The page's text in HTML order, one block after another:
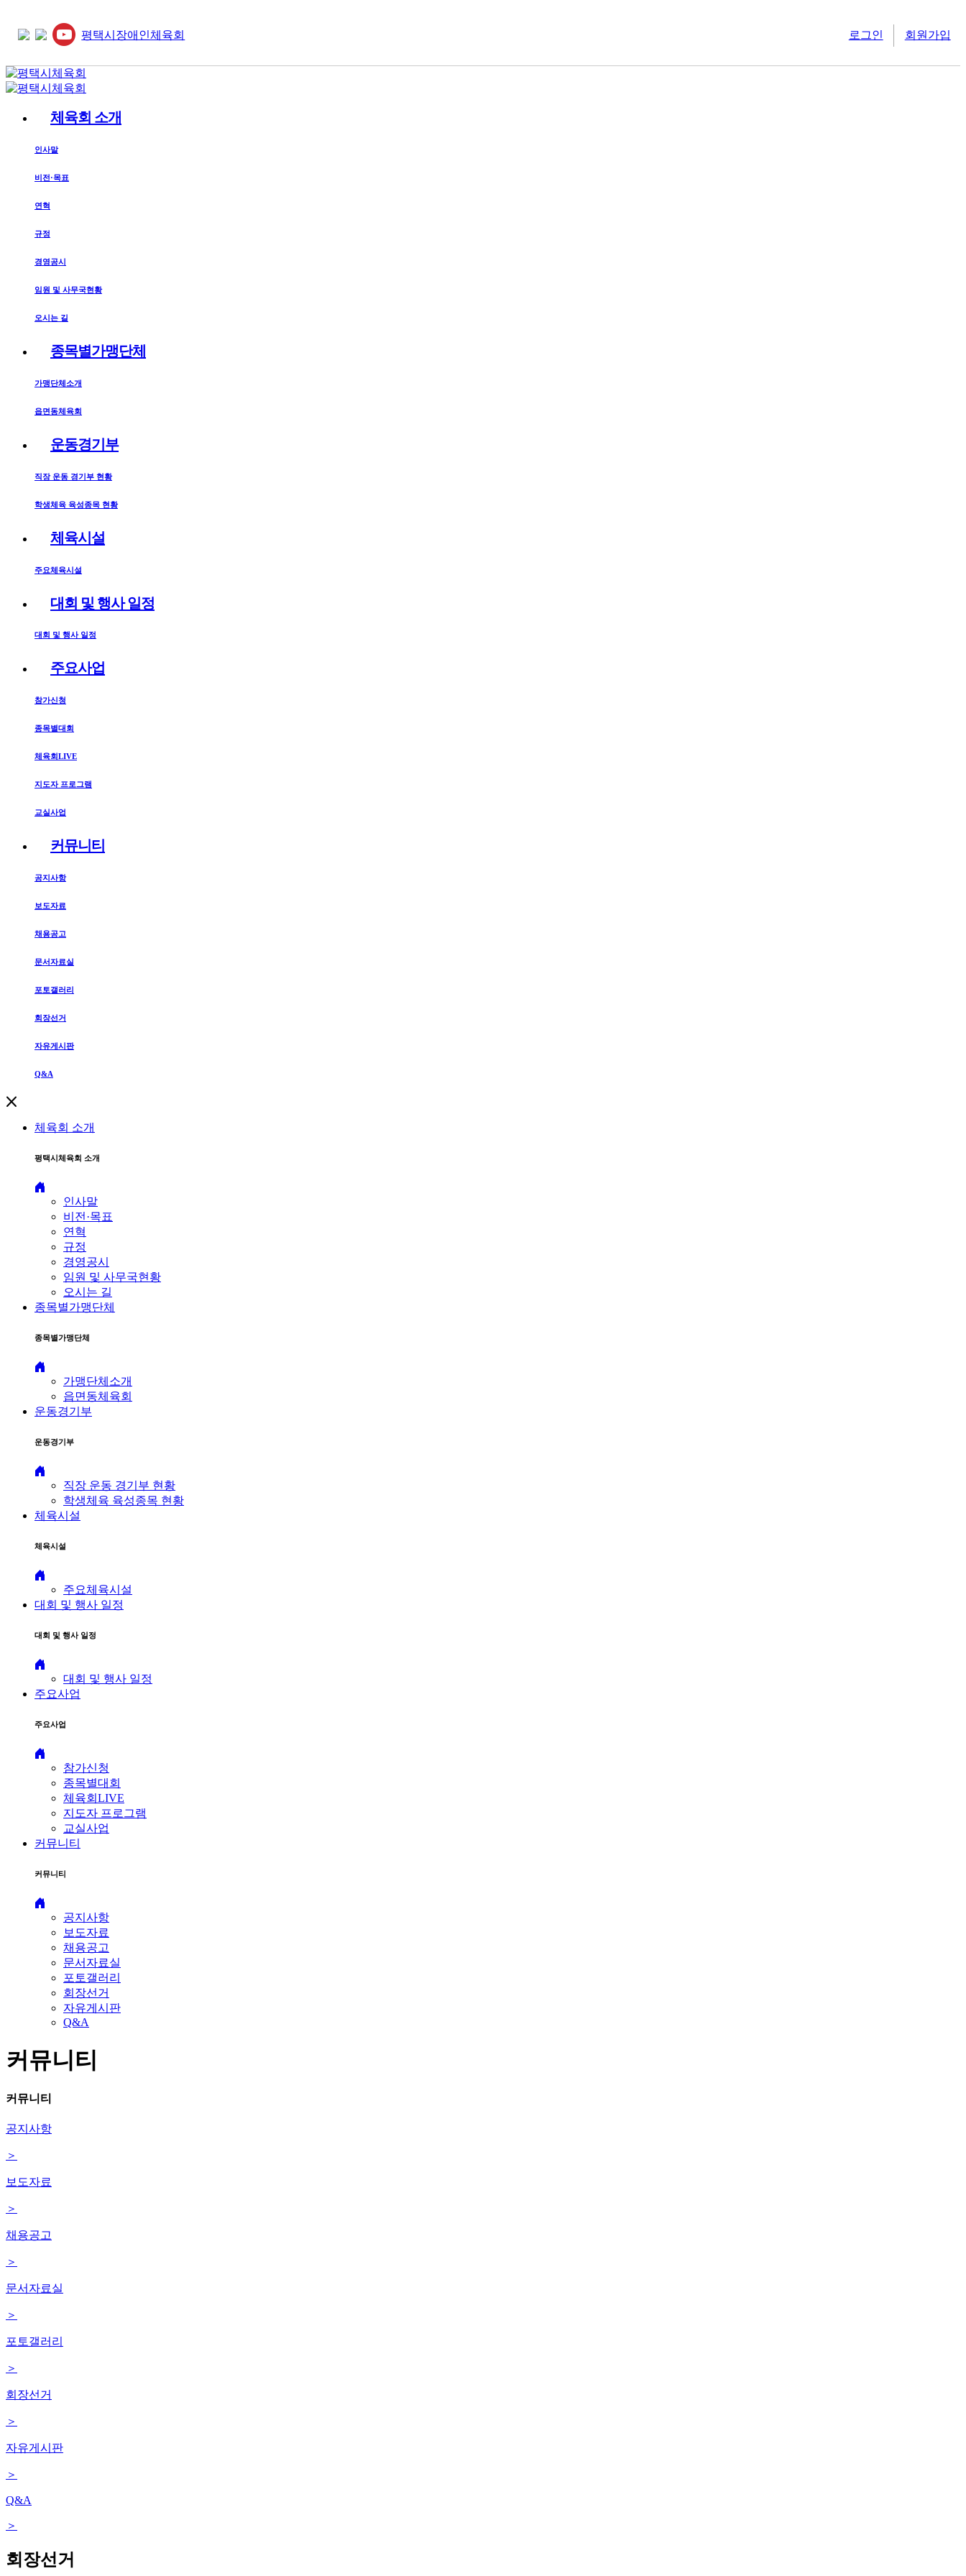
평택시장애인체육회 로그인 회원가입
체육회 소개
인사말
비전·목표
연혁
규정
경영공시
임원 및 사무국현황
오시는 길
종목별가맹단체
가맹단체소개
읍면동체육회
운동경기부
직장 운동 경기부 현황
학생체육 육성종목 현황
체육시설
주요체육시설
대회 및 행사 일정
대회 및 행사 일정
주요사업
참가신청
종목별대회
체육회LIVE
지도자 프로그램
교실사업
커뮤니티
공지사항
보도자료
채용공고
문서자료실
포토갤러리
회장선거
자유게시판
Q&A
체육회 소개
평택시체육회 소개
인사말
비전·목표
연혁
규정
경영공시
임원 및 사무국현황
오시는 길
종목별가맹단체
종목별가맹단체
가맹단체소개
읍면동체육회
운동경기부
운동경기부
직장 운동 경기부 현황
학생체육 육성종목 현황
체육시설
체육시설
주요체육시설
대회 및 행사 일정
대회 및 행사 일정
대회 및 행사 일정
주요사업
주요사업
참가신청
종목별대회
체육회LIVE
지도자 프로그램
교실사업
커뮤니티
커뮤니티
공지사항
보도자료
채용공고
문서자료실
포토갤러리
회장선거
자유게시판
Q&A
커뮤니티
커뮤니티
공지사항
＞
보도자료
＞
채용공고
＞
문서자료실
＞
포토갤러리
＞
회장선거
＞
자유게시판
＞
Q&A
＞
회장선거